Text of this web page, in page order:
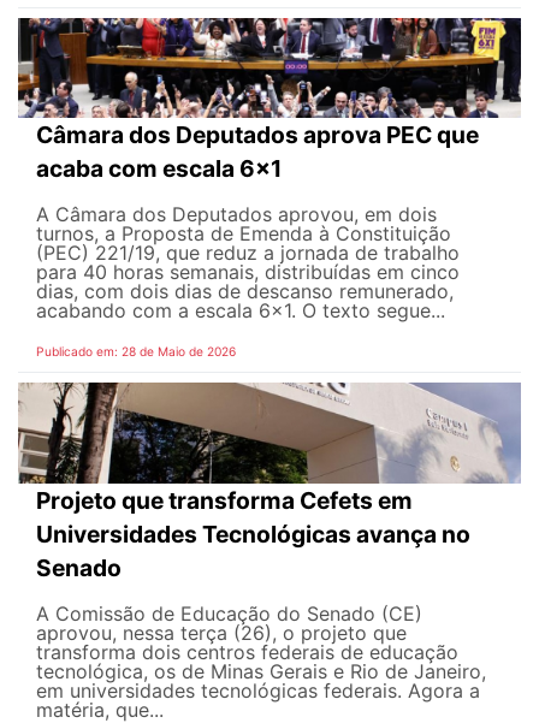
Câmara dos Deputados aprova PEC que
acaba com escala 6x1
A Câmara dos Deputados aprovou, em dois
turnos, a Proposta de Emenda à Constituição
(PEC) 221/19, que reduz a jornada de trabalho
para 40 horas semanais, distribuídas em cinco
dias, com dois dias de descanso remunerado,
acabando com a escala 6x1. O texto segue...
Publicado em: 28 de Maio de 2026
Projeto que transforma Cefets em
Universidades Tecnológicas avança no
Senado
A Comissão de Educação do Senado (CE)
aprovou, nessa terça (26), o projeto que
transforma dois centros federais de educação
tecnológica, os de Minas Gerais e Rio de Janeiro,
em universidades tecnológicas federais. Agora a
matéria, que...